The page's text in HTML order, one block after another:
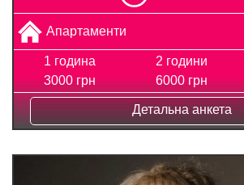
Апартаменти
1 година
3000 грн
2 години
6000 грн
Детальна анкета